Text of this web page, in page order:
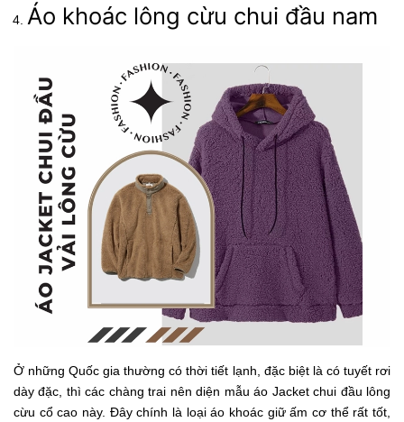
Áo khoác lông cừu chui đầu nam
Ở những Quốc gia thường có thời tiết lạnh, đặc biệt là có tuyết rơi
dày đặc, thì các chàng trai nên diện mẫu áo Jacket chui đầu lông
cừu cổ cao này. Đây chính là loại áo khoác giữ ấm cơ thể rất tốt,